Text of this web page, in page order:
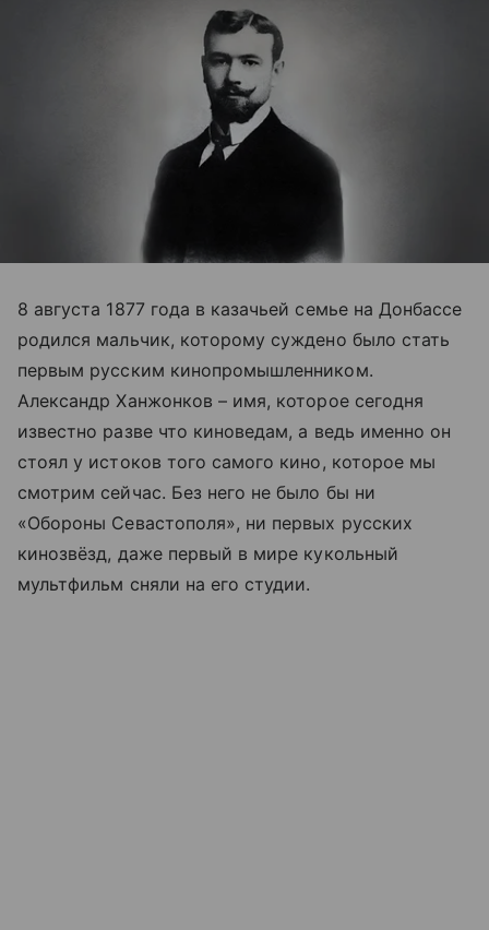
8 августа 1877 года в казачьей семье на Донбассе
родился мальчик, которому суждено было стать
первым русским кинопромышленником.
Александр Ханжонков – имя, которое сегодня
известно разве что киноведам, а ведь именно он
стоял у истоков того самого кино, которое мы
смотрим сейчас. Без него не было бы ни
«Обороны Севастополя», ни первых русских
кинозвёзд, даже первый в мире кукольный
мультфильм сняли на его студии.